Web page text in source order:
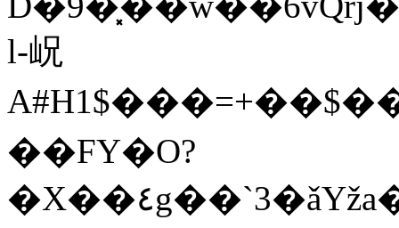
l-岲
��FY�O?
�X��٤g��`3�ǎYža�J�Р���4Ku�-ؐ